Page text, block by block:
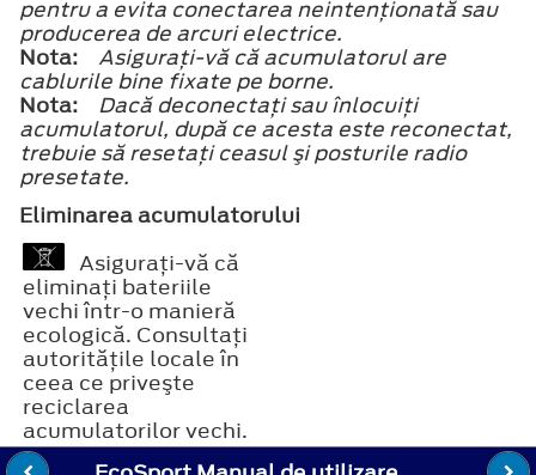
pentru a evita conectarea neintenţionată sau
producerea de arcuri electrice.
Nota:
Asiguraţi-vă că acumulatorul are
cablurile bine fixate pe borne.
Nota:
Dacă deconectaţi sau înlocuiţi
acumulatorul, după ce acesta este reconectat,
trebuie să resetaţi ceasul şi posturile radio
presetate.
Eliminarea acumulatorului
Asiguraţi-vă că
eliminaţi bateriile
vechi într-o manieră
ecologică. Consultaţi
autorităţile locale în
ceea ce priveşte
reciclarea
acumulatorilor vechi.